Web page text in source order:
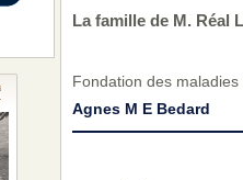
La famille de M. Réal
Fondation des
Agnes M E Bedard